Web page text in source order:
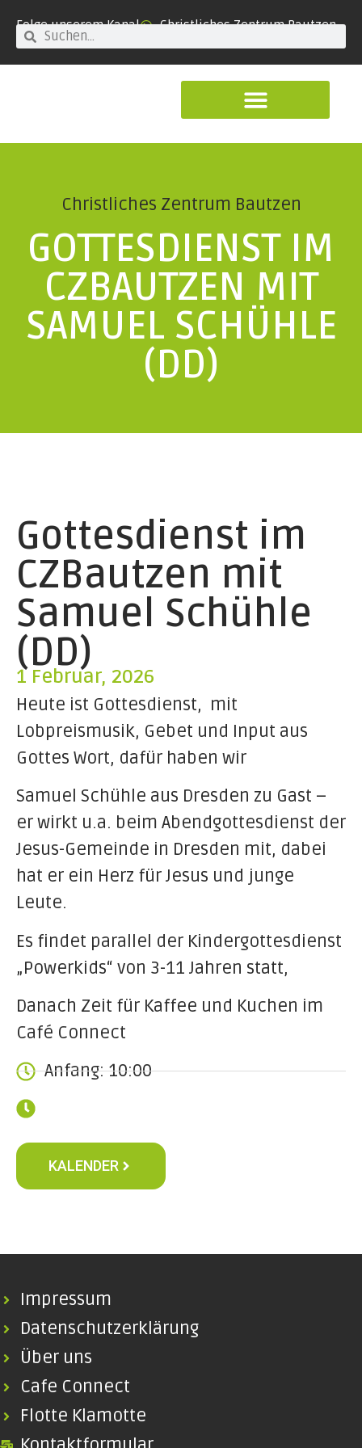
Folge unserem Kanal Christliches Zentrum Bautzen
Christliches Zentrum Bautzen
GOTTESDIENST IM
CZBAUTZEN MIT
SAMUEL SCHÜHLE
(DD)
Gottesdienst im
CZBautzen mit
Samuel Schühle
(DD)
1 Februar, 2026
Heute ist Gottesdienst, mit
Lobpreismusik, Gebet und Input aus
Gottes Wort, dafür haben wir
Samuel Schühle aus Dresden zu Gast –
er wirkt u.a. beim Abendgottesdienst der
Jesus-Gemeinde in Dresden mit, dabei
hat er ein Herz für Jesus und junge
Leute.
Es findet parallel der Kindergottesdienst
„Powerkids“ von 3-11 Jahren statt,
Danach Zeit für Kaffee und Kuchen im
Café Connect
Anfang: 10:00
KALENDER
Impressum
Datenschutzerklärung
Über uns
Cafe Connect
Flotte Klamotte